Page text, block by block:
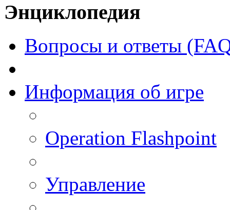
Энциклопедия
Вопросы и ответы
Информация об игре
Operation Flashpoint
Управление